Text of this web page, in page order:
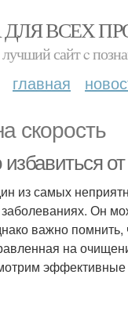
ВСЕХ
сайт c
главная
скорость
избавиться
из самых
Он
важно помнить,
на
эффективные